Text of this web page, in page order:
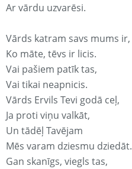
Ar vārdu uzvarēsi.
Vārds katram savs mums ir,
Ko māte, tēvs ir licis.
Vai pašiem patīk tas,
Vai tikai neapnicis.
Vārds Ervils Tevi godā ceļ,
Ja proti viņu valkāt,
Un tādēļ Tavējam
Mēs varam dziesmu dziedāt.
Gan skanīgs, viegls tas,